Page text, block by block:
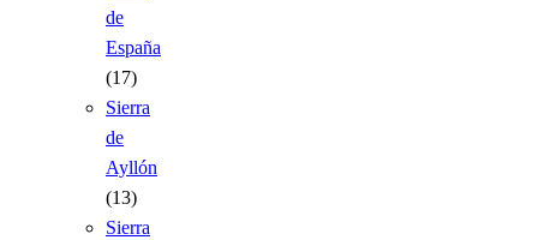
de
España
(17)
Sierra
de
Ayllón
(13)
Sierra